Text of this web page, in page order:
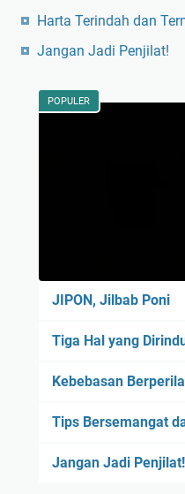
Harta Terindah dan
Jangan Jadi Penjilat!
POPULER
JIPON, Jilbab Poni
Tiga Hal yang
Kebebasan
Tips Bersemangat
Jangan Jadi Penjilat!